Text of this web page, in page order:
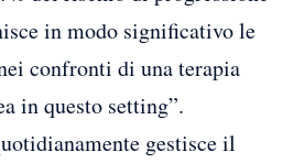
in modo significativo le
confronti di una terapia
in questo setting”.
gestisce il